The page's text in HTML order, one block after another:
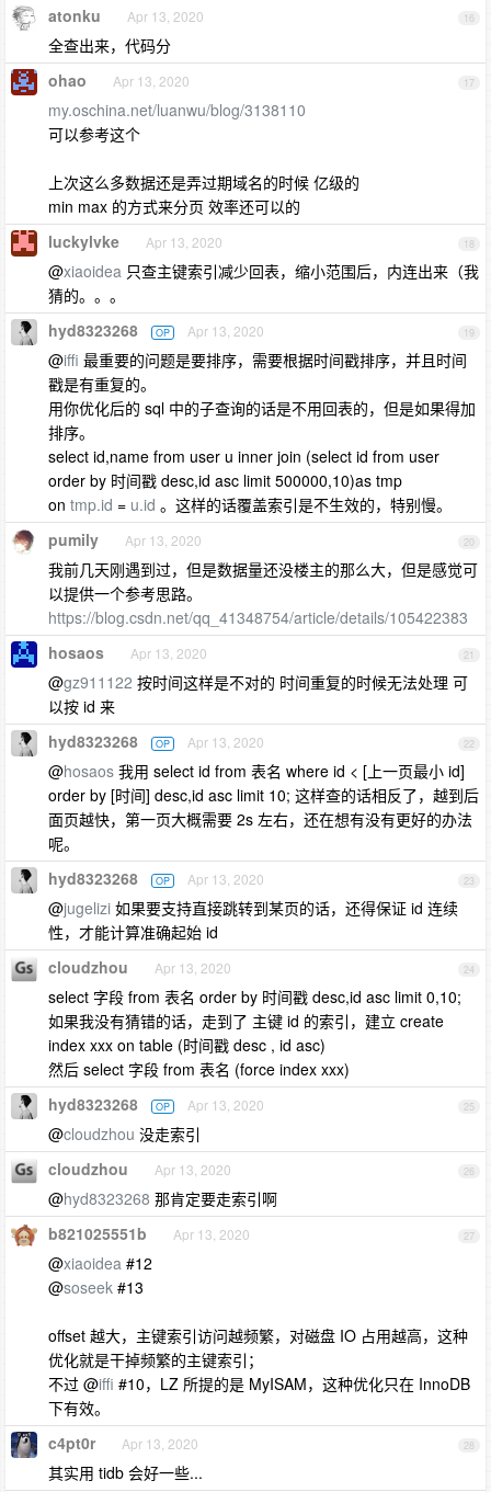
16
atonku Apr 13, 2020
全查出来，代码分
17
ohao Apr 13, 2020
my.oschina.net/luanwu/blog/3138110
可以参考这个
上次这么多数据还是弄过期域名的时候 亿级的
min max 的方式来分页 效率还可以的
18
luckylvke Apr 13, 2020
@xiaoidea 只查主键索引减少回表，缩小范围后，内连出来（我
猜的。。。
19
hyd8323268 OP Apr 13, 2020
@iffi 最重要的问题是要排序，需要根据时间戳排序，并且时间
戳是有重复的。
用你优化后的 sql 中的子查询的话是不用回表的，但是如果得加
排序。
select id,name from user u inner join (select id from user
order by 时间戳 desc,id asc limit 500000,10)as tmp
on tmp.id = u.id 。这样的话覆盖索引是不生效的，特别慢。
20
pumily Apr 13, 2020
我前几天刚遇到过，但是数据量还没楼主的那么大，但是感觉可
以提供一个参考思路。
https://blog.csdn.net/qq_41348754/article/details/105422383
21
hosaos Apr 13, 2020
@gz911122 按时间这样是不对的 时间重复的时候无法处理 可
以按 id 来
22
hyd8323268 OP Apr 13, 2020
@hosaos 我用 select id from 表名 where id < [上一页最小 id]
order by [时间] desc,id asc limit 10; 这样查的话相反了，越到后
面页越快，第一页大概需要 2s 左右，还在想有没有更好的办法
呢。
23
hyd8323268 OP Apr 13, 2020
@jugelizi 如果要支持直接跳转到某页的话，还得保证 id 连续
性，才能计算准确起始 id
24
cloudzhou Apr 13, 2020
select 字段 from 表名 order by 时间戳 desc,id asc limit 0,10;
如果我没有猜错的话，走到了 主键 id 的索引，建立 create
index xxx on table (时间戳 desc , id asc)
然后 select 字段 from 表名 (force index xxx)
25
hyd8323268 OP Apr 13, 2020
@cloudzhou 没走索引
26
cloudzhou Apr 13, 2020
@hyd8323268 那肯定要走索引啊
27
b821025551b Apr 13, 2020
@xiaoidea #12
@soseek #13
offset 越大，主键索引访问越频繁，对磁盘 IO 占用越高，这种
优化就是干掉频繁的主键索引；
不过 @iffi #10，LZ 所提的是 MyISAM，这种优化只在 InnoDB
下有效。
28
c4pt0r Apr 13, 2020
其实用 tidb 会好一些...